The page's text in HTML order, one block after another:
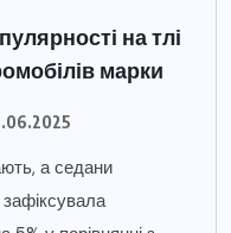
на тлі
марки
а седани